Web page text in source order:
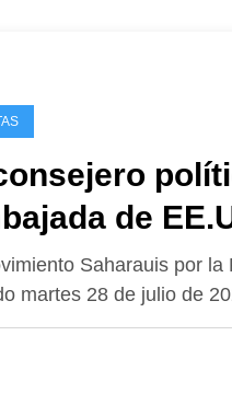
de
se
de
Saharauis por la
martes 28 de julio de